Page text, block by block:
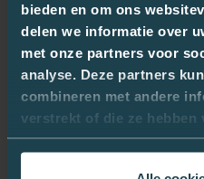
bieden en om ons
delen we informatie over
met onze partners voor
analyse. Deze partners
combineren met andere
verstrekt of die ze hebben
gebruik van hun services.
pfk-7755694_nl.pdf